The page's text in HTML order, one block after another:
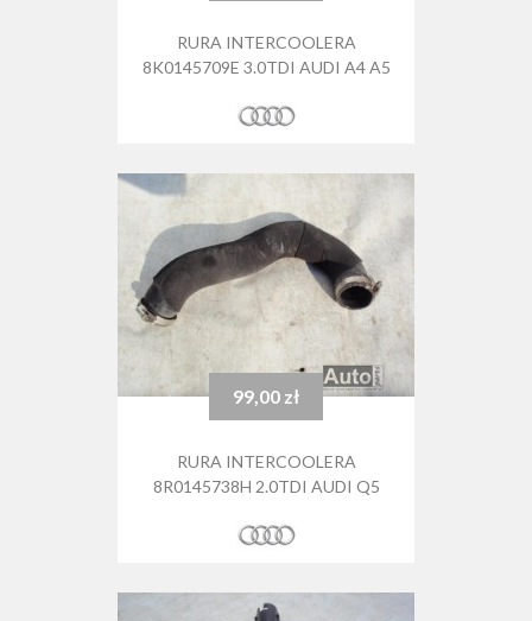
RURA INTERCOOLERA
8K0145709E 3.0TDI AUDI A4 A5
Cena99,00 zł
RURA INTERCOOLERA
8R0145738H 2.0TDI AUDI Q5